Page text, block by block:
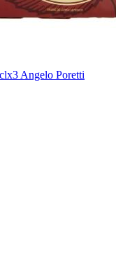
Angelo Poretti